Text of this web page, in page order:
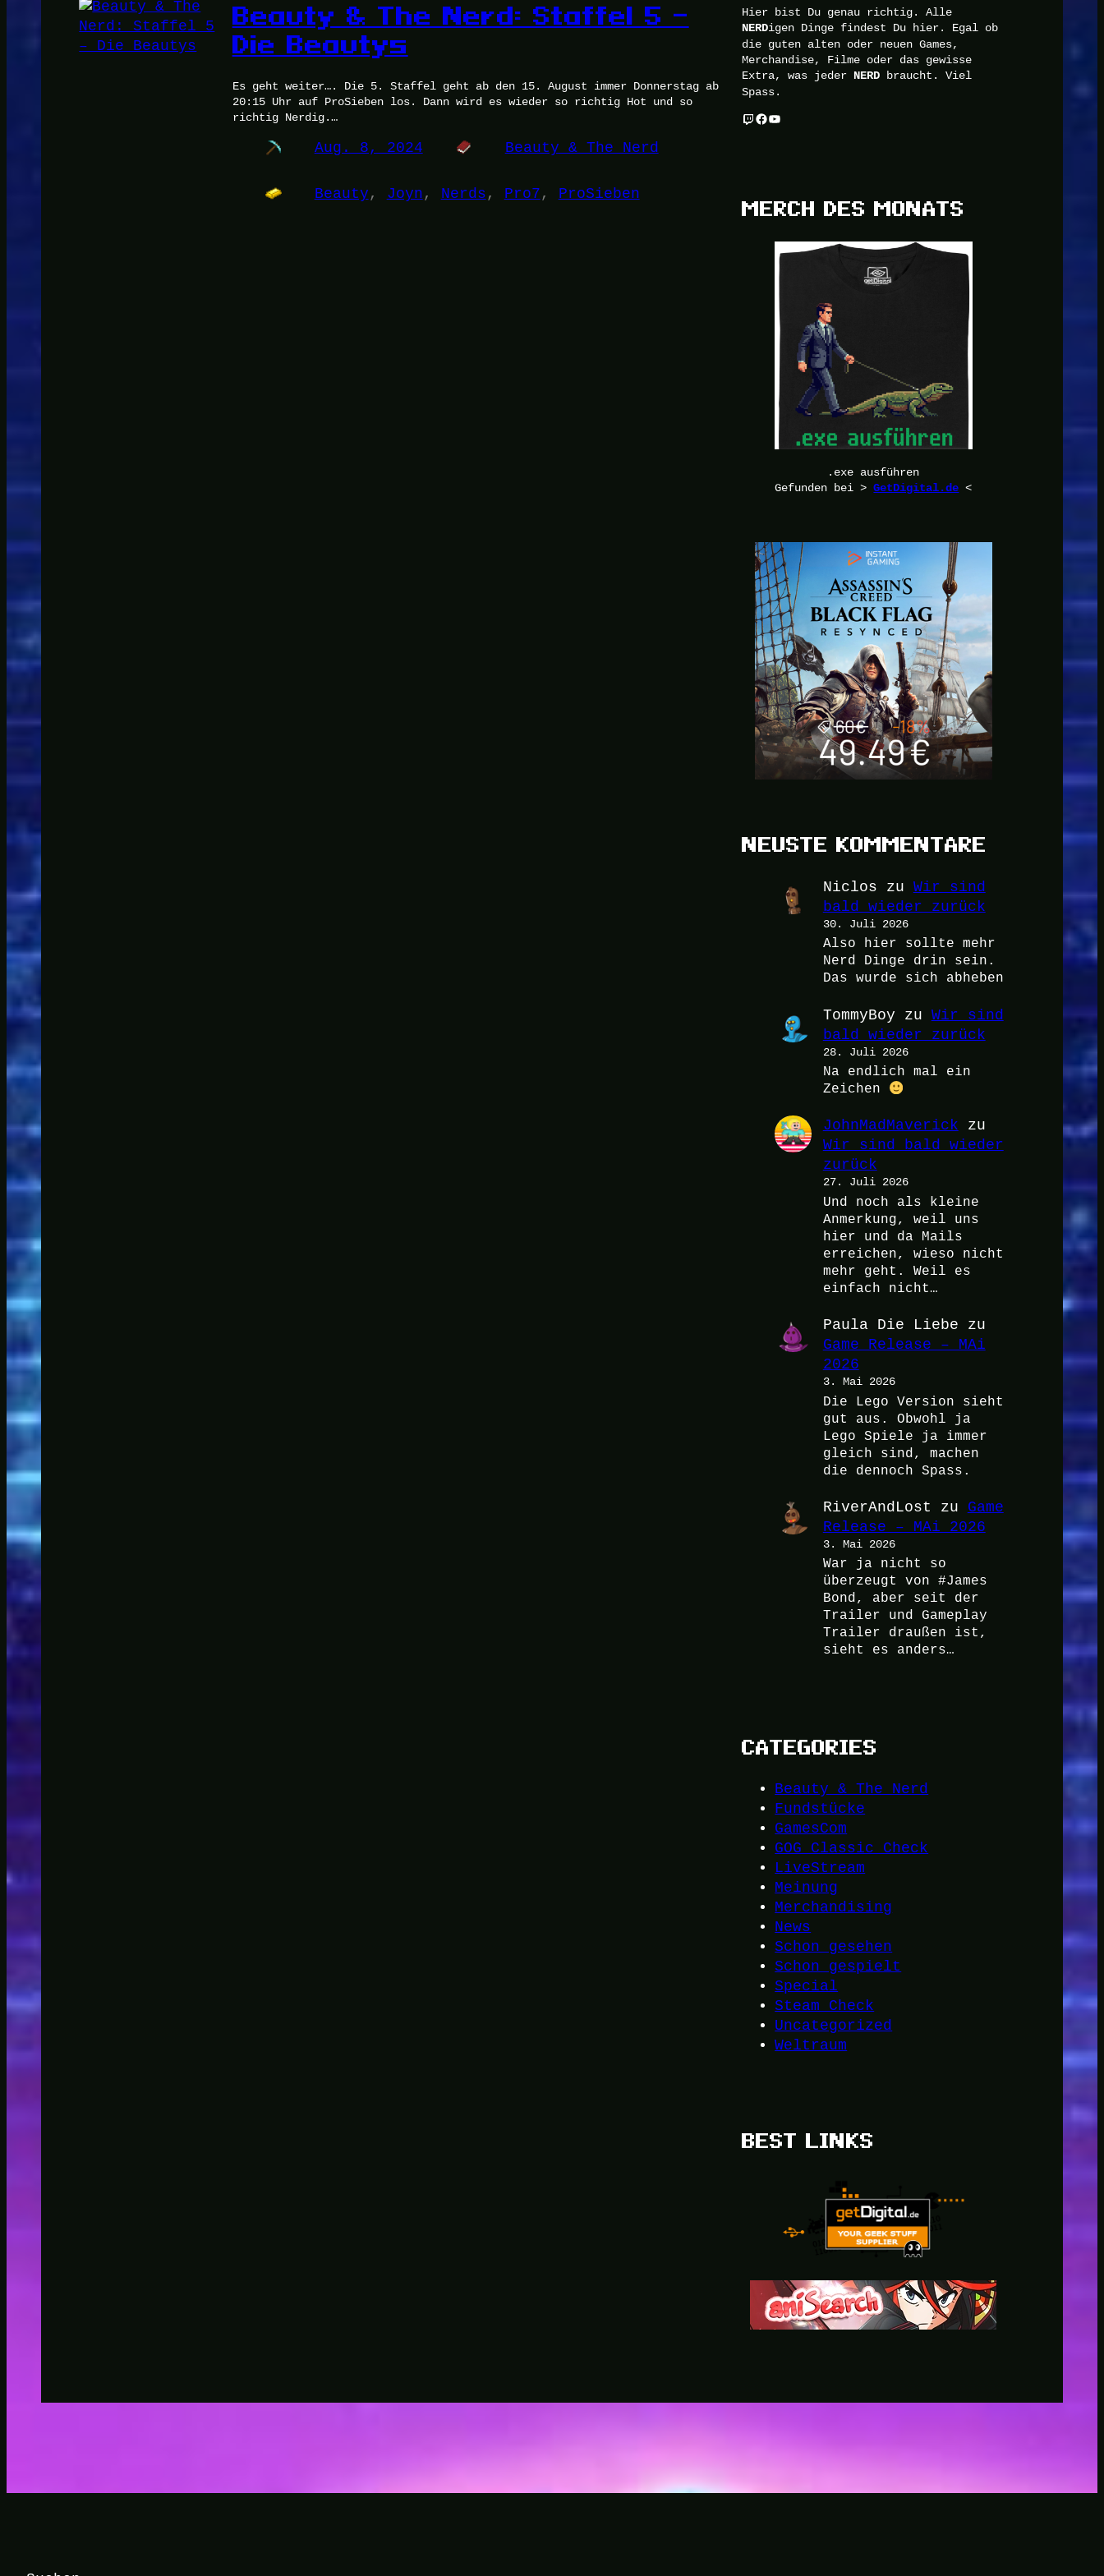
Beauty & The Nerd: Staffel 5 –
Die Beautys
Es geht weiter…. Die 5. Staffel geht ab den 15. August immer Donnerstag ab
20:15 Uhr auf ProSieben los. Dann wird es wieder so richtig Hot und so
richtig Nerdig.…
Aug. 8, 2024 Beauty & The Nerd
Beauty , Joyn , Nerds , Pro7 , ProSieben
Hier bist Du genau richtig. Alle
NERDigen Dinge findest Du hier. Egal ob
die guten alten oder neuen Games,
Merchandise, Filme oder das gewisse
Extra, was jeder NERD braucht. Viel
Spass.
Twitch Facebook YouTube
MERCH DES MONATS
.exe ausführen
Gefunden bei >GetDigital.de <
NEUSTE KOMMENTARE
Niclos zu Wir sind
bald wieder zurück
30. Juli 2026
Also hier sollte mehr
Nerd Dinge drin sein.
Das wurde sich abheben
TommyBoy zu Wir sind
bald wieder zurück
28. Juli 2026
Na endlich mal ein
Zeichen
JohnMadMaverick zu
Wir sind bald wieder
zurück
27. Juli 2026
Und noch als kleine
Anmerkung, weil uns
hier und da Mails
erreichen, wieso nicht
mehr geht. Weil es
einfach nicht…
Paula Die Liebe zu
Game Release – MAi
2026
3. Mai 2026
Die Lego Version sieht
gut aus. Obwohl ja
Lego Spiele ja immer
gleich sind, machen
die dennoch Spass.
RiverAndLost zu Game
Release – MAi 2026
3. Mai 2026
War ja nicht so
überzeugt von #James
Bond, aber seit der
Trailer und Gameplay
Trailer draußen ist,
sieht es anders…
CATEGORIES
Beauty & The Nerd
Fundstücke
GamesCom
GOG Classic Check
LiveStream
Meinung
Merchandising
News
Schon gesehen
Schon gespielt
Special
Steam Check
Uncategorized
Weltraum
BEST LINKS